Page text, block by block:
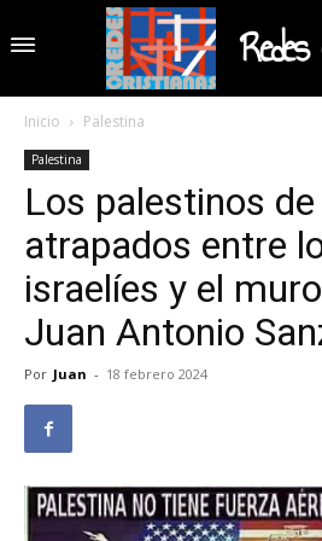
Inicio Palestina
Palestina
Los palestinos
atrapados entre
israelíes y el
Juan Antonio
Por Juan - 18 febrero 2024